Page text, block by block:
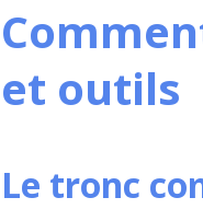
et outils
Le tronc